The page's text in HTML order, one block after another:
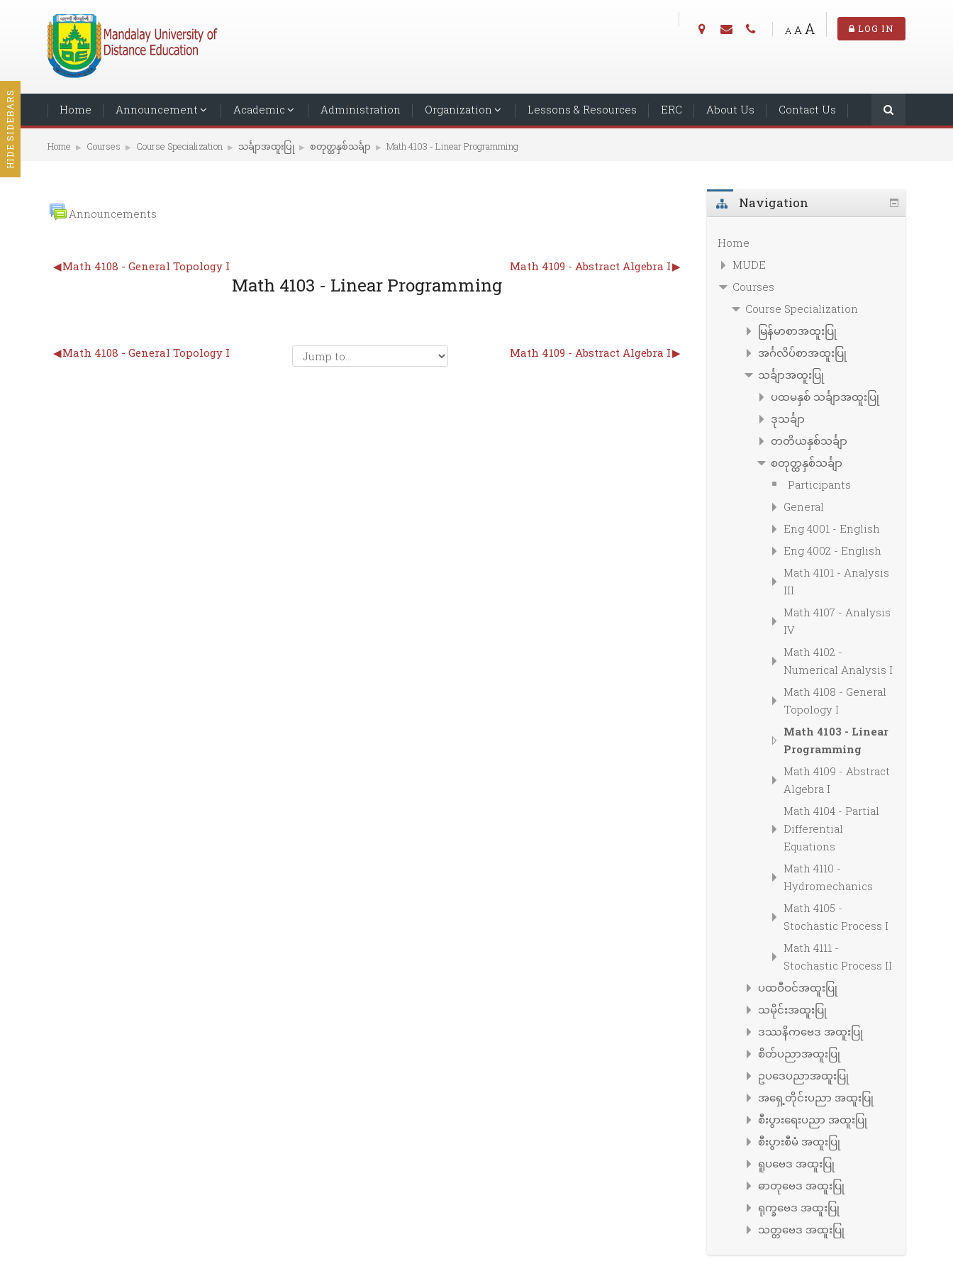
LOG IN
A A A
Home Announcement Academic Administration Organization Lessons & Resources ERC About Us Contact Us
Home ▶︎ Courses ▶︎ Course Specialization ▶︎ သင်္ချာအထူးပြု ▶︎ စတုတ္ထနှစ်သင်္ချာ ▶︎ Math 4103 - Linear Programming
Announcements
◀︎Math 4108 - General Topology I Math 4109 - Abstract Algebra I▶︎
Math 4103 - Linear Programming
◀︎Math 4108 - General Topology I Math 4109 - Abstract Algebra I▶︎
Navigation
Home
MUDE
Courses
Course Specialization
မြန်မာစာအထူးပြု
အင်္ဂလိပ်စာအထူးပြု
သင်္ချာအထူးပြု
ပထမနှစ် သင်္ချာအထူးပြု
ဒုသင်္ချာ
တတိယနှစ်သင်္ချာ
စတုတ္ထနှစ်သင်္ချာ
Participants
General
Eng 4001 - English
Eng 4002 - English
Math 4101 - Analysis
III
Math 4107 - Analysis
IV
Math 4102 -
Numerical Analysis I
Math 4108 - General
Topology I
Math 4103 - Linear
Programming
Math 4109 - Abstract
Algebra I
Math 4104 - Partial
Differential
Equations
Math 4110 -
Hydromechanics
Math 4105 -
Stochastic Process I
Math 4111 -
Stochastic Process II
ပထဝီဝင်အထူးပြု
သမိုင်းအထူးပြု
ဒဿနိကဗေဒ အထူးပြု
စိတ်ပညာအထူးပြု
ဥပဒေပညာအထူးပြု
အရှေ့တိုင်းပညာ အထူးပြု
စီးပွားရေးပညာ အထူးပြု
စီးပွားစီမံ အထူးပြု
ရူပဗေဒ အထူးပြု
ဓာတုဗေဒ အထူးပြု
ရုက္ခဗေဒ အထူးပြု
သတ္တဗေဒ အထူးပြု
HIDE SIDEBARS